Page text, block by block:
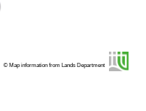
© Map information from Lands Department